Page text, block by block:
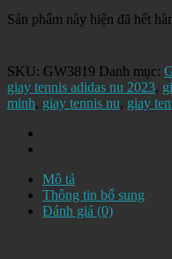
Sản phẩm này hiện đã hết
SKU: GW3819 Danh mục:
giay tennis adidas nu 2023,
minh, giay tennis nu, giay
Mô tả
Thông tin bổ sung
Đánh giá (0)